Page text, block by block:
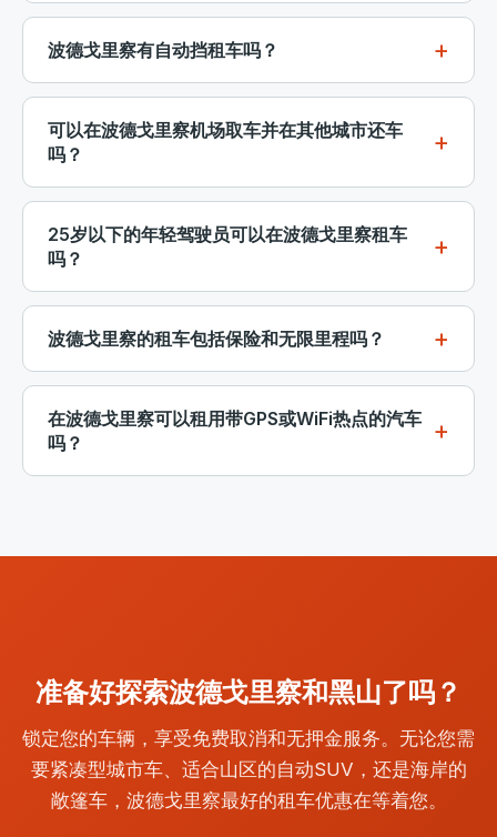
可证（IDP）。我们建议您在黑山租车时携带IDP和您
的国家执照，以确保顺利租车体验。
可以。在波德戈里察的许多租车选项无需押金，并且在
取车时接受借记卡或现金。当搜索车辆时，可以筛选
用于多种车辆类别，从经济型到SUV。
波德戈里察有自动挡租车吗？
当然可以。自动挡车辆在波德戈里察的游客中非常受欢
迎，尤其是在山区驾驶时。我们的搜索过滤器允许您选
择仅显示自动挡的结果。提前预订几天可确保最佳可用
可以在波德戈里察机场取车并在其他城市还车
吗？
许多供应商提供波德戈里察的一次性租车。您可以在波
德戈里察机场取车，并在提瓦特、布德瓦、巴尔，甚至
在杜布罗夫尼克还车。通常会收取少量的一次性费用。
想。
25岁以下的年轻驾驶员可以在波德戈里察租车
吗？
可以。波德戈里察的大多数租车公司允许21岁及以上的
驾驶员。一些供应商接受19岁以上的经济型车辆。对于
加费，但这是在黑山拥有自己汽车自由的微不足道的价
格。
波德戈里察的租车包括保险和无限里程吗？
我们平台上列出的绝大多数车辆都包含基本的碰撞损害
豁免（CDW）和盗窃保护。也提供零自负额的全额保
险租车。在大多数预订中，无限里程是标准配置，这意
在波德戈里察可以租用带GPS或WiFi热点的汽车
吗？
准备好探索波德戈里察和黑山了吗？
锁定您的车辆，享受免费取消和无押金服务。无论您需
要紧凑型城市车、适合山区的自动SUV，还是海岸的
敞篷车，波德戈里察最好的租车优惠在等着您。